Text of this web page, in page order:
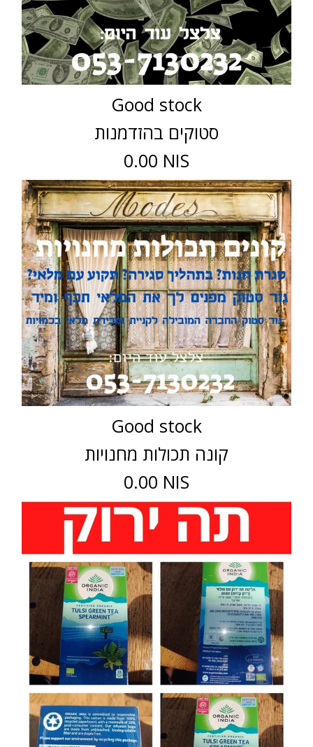
Good stock
סטוקים בהזדמנות
0.00 NIS
Good stock
קונה תכולות מחנויות
0.00 NIS